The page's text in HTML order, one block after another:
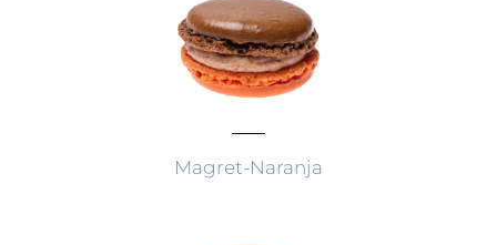
Magret-Naranja